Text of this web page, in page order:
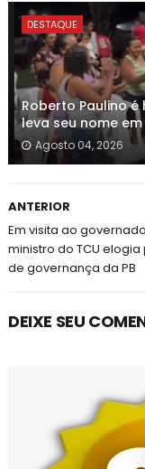
DESTAQUE
Roberto Paulino
leva seu nome
Agosto 04, 2026
ANTERIOR
Em visita ao
ministro do TCU
de governança da PB
DEIXE SEU